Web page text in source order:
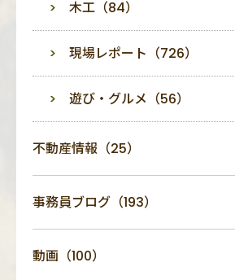
木工（84）
現場レポート（726）
遊び・グルメ（56）
不動産情報（25）
事務員ブログ（193）
動画（100）